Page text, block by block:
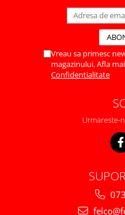
Vreau sa primesc
magazinului. Afla
Confidentialitate
Urmareste-